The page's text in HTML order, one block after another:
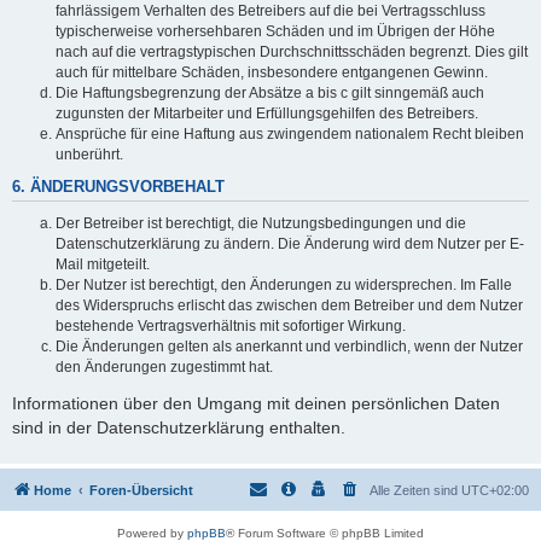
fahrlässigem Verhalten des Betreibers auf die bei Vertragsschluss
typischerweise vorhersehbaren Schäden und im Übrigen der Höhe
nach auf die vertragstypischen Durchschnittsschäden begrenzt. Dies gilt
auch für mittelbare Schäden, insbesondere entgangenen Gewinn.
Die Haftungsbegrenzung der Absätze a bis c gilt sinngemäß auch
zugunsten der Mitarbeiter und Erfüllungsgehilfen des Betreibers.
Ansprüche für eine Haftung aus zwingendem nationalem Recht bleiben
unberührt.
6. ÄNDERUNGSVORBEHALT
Der Betreiber ist berechtigt, die Nutzungsbedingungen und die
Datenschutzerklärung zu ändern. Die Änderung wird dem Nutzer per E-
Mail mitgeteilt.
Der Nutzer ist berechtigt, den Änderungen zu widersprechen. Im Falle
des Widerspruchs erlischt das zwischen dem Betreiber und dem Nutzer
bestehende Vertragsverhältnis mit sofortiger Wirkung.
Die Änderungen gelten als anerkannt und verbindlich, wenn der Nutzer
den Änderungen zugestimmt hat.
Informationen über den Umgang mit deinen persönlichen Daten
sind in der Datenschutzerklärung enthalten.
Home Foren-Übersicht Alle Zeiten sind UTC+02:00
Powered by phpBB® Forum Software © phpBB Limited